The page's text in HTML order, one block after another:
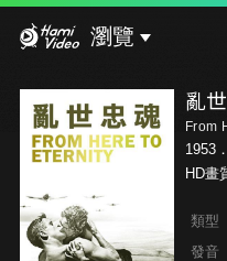
瀏覽
亂
From
1953
HD畫
類型
發音